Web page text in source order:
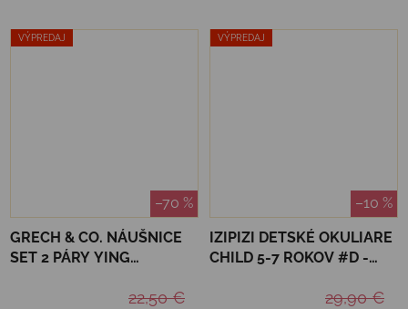
VÝPREDAJ
–70 %
GRECH & CO. NÁUŠNICE
SET 2 PÁRY YING
22,50 €
VÝPREDAJ
–10 %
IZIPIZI DETSKÉ OKULIARE
CHILD 5-7 ROKOV #D -
29,90 €